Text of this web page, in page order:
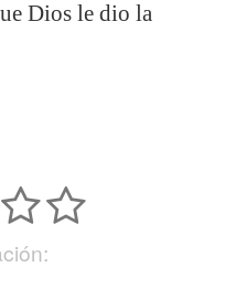
Dios le dio la